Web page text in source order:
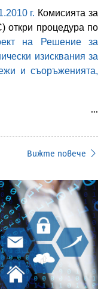
10 г. Комисията за
откри процедура по
на Решение за
изисквания за
и съоръженията,
bg
раздел
Вижте повече